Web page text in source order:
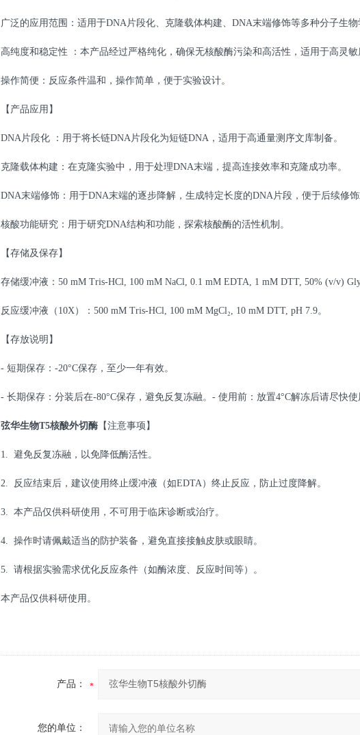
广泛的应用范围：适用于DNA片段化、克隆载体构建、DNA末端修饰等多种分子生物
高纯度和稳定性 ：本产品经过严格纯化，确保无核酸酶污染和高活性，适用于高灵敏
操作简便：反应条件温和，操作简单，便于实验设计。
【产品应用】
DNA片段化 ：用于将长链DNA片段化为短链DNA，适用于高通量测序文库制备。
克隆载体构建：在克隆实验中，用于处理DNA末端，提高连接效率和克隆成功率。
DNA末端修饰：用于DNA末端的逐步降解，生成特定长度的DNA片段，便于后续修饰
核酸功能研究：用于研究DNA结构和功能，探索核酸酶的活性机制。
【存储及保存】
存储缓冲液： 50 mM Tris-HCl, 100 mM NaCl, 0.1 mM EDTA, 1 mM DTT, 50% (v/v)
反应缓冲液（ 10X）：500 mM Tris-HCl, 100 mM MgCl₂, 10 mM DTT, pH 7.9。
【存放说明】
- 短期保存：-20°C保存，至少一年有效。
- 长期保存：分装后在-80°C保存，避免反复冻融。- 使用前：放置4°C解冻后请尽快使
弦华生物T5核酸外切酶 【注意事项】
1. 避免反复冻融，以免降低酶活性。
2. 反应结束后，建议使用终止缓冲液（如EDTA）终止反应，防止过度降解。
3. 本产品仅供科研使用，不可用于临床诊断或治疗。
4. 操作时请佩戴适当的防护装备，避免直接接触皮肤或眼睛。
5. 请根据实验需求优化反应条件（如酶浓度、反应时间等）。
本产品仅供科研使用。
产品：
您的单位：